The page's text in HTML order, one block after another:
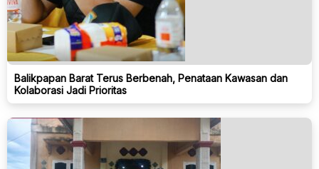
Balikpapan Barat Terus Berbenah, Penataan Kawasan dan
Kolaborasi Jadi Prioritas